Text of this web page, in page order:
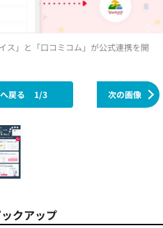
ス」と「口コミコム」が公式連携を開
次の画像
戻る 1/3
クアップ